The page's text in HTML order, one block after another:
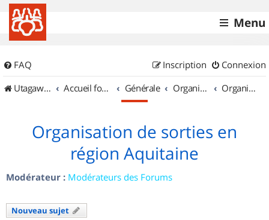
Menu
FAQ Connexion
Inscription
UtagawaVTT (Randos VTT et VTTAE avec traces GPS)
Accueil forum Générale Organisation de sorties & Recherche de partenaires Organisation de sorties en région Aquitaine
Organisation de sorties en
région Aquitaine
Modérateur : Modérateurs des Forums
Nouveau sujet